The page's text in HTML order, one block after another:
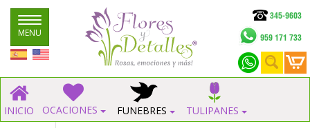
Navegar
MENU
345-9603
959 171 733
INICIO OCACIONES FUNEBRES TULIPANES